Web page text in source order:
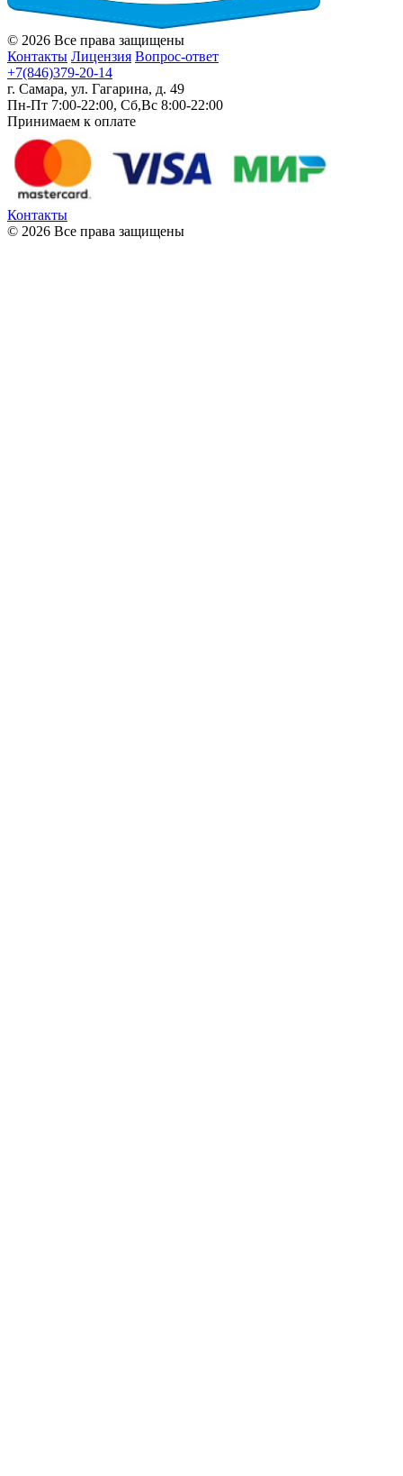
© 2026 Все права защищены
Контакты Лицензия Вопрос-ответ
+7(846)379-20-14
г. Самара, ул. Гагарина, д. 49
Пн-Пт 7:00-22:00, Сб,Вс 8:00-22:00
Принимаем к оплате
Контакты
© 2026 Все права защищены